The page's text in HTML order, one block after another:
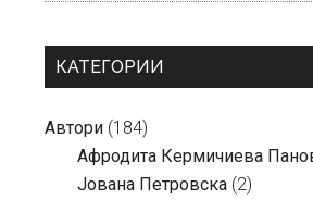
КАТЕГОРИИ
Автори (184)
Aфродита Кермичиева
Јована Петровска (2)